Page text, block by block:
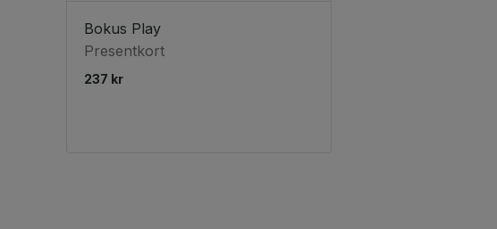
Bokus Play
Presentkort
237 kr